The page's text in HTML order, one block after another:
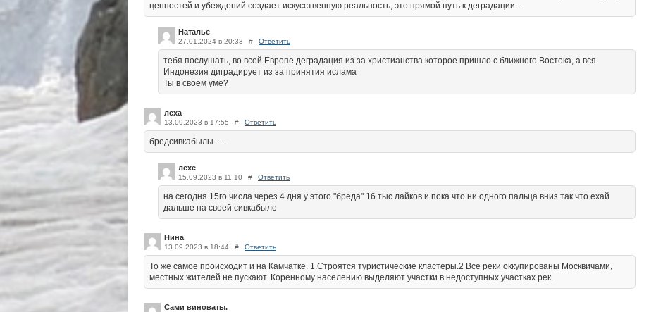
ценностей и убеждений создает искусственную реальность, это прямой путь к деградации...
Наталье
27.01.2024 в 20:33 # Ответить
тебя послушать, во всей Европе деградация из за христианства которое пришло с ближнего Востока, а вся
Индонезия диградирует из за принятия ислама
Ты в своем уме?
леха
13.09.2023 в 17:55 # Ответить
бредсивкабылы .....
лехе
15.09.2023 в 11:10 # Ответить
на сегодня 15го числа через 4 дня у этого "бреда" 16 тыс лайков и пока что ни одного пальца вниз так что ехай
дальше на своей сивкабыле
Нина
13.09.2023 в 18:44 # Ответить
То же самое происходит и на Камчатке. 1.Строятся туристические кластеры.2 Все реки оккупированы Москвичами,
местных жителей не пускают. Коренному населению выделяют участки в недоступных участках рек.
Сами виноваты.